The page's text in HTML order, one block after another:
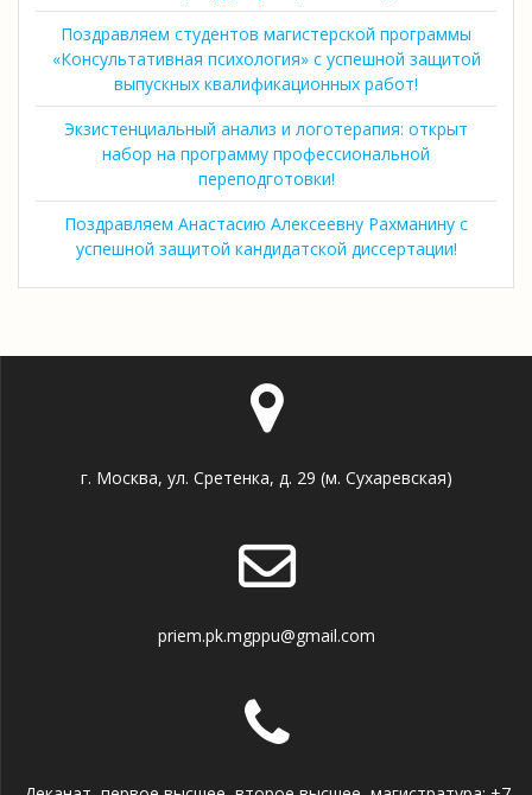
Поздравляем студентов магистерской программы
«Консультативная психология» с успешной защитой
выпускных квалификационных работ!
Экзистенциальный анализ и логотерапия: открыт
набор на программу профессиональной
переподготовки!
Поздравляем Анастасию Алексеевну Рахманину с
успешной защитой кандидатской диссертации!
г. Москва, ул. Сретенка, д. 29 (м. Сухаревская)
priem.pk.mgppu@gmail.com